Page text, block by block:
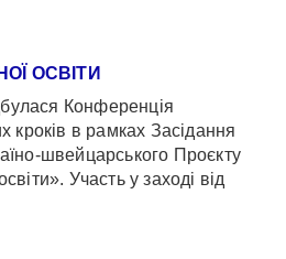
ОСВІТИ
Конференція
кроків в рамках Засідання
швейцарського Проєкту
Участь у заході від